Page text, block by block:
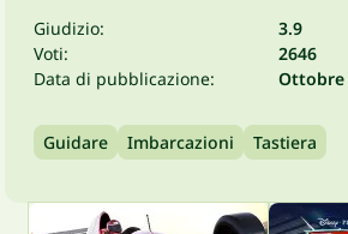
Giudizio:
3.9
Voti:
2646
Data di pubblicazione:
Ottobre
Guidare Imbarcazioni Tastiera